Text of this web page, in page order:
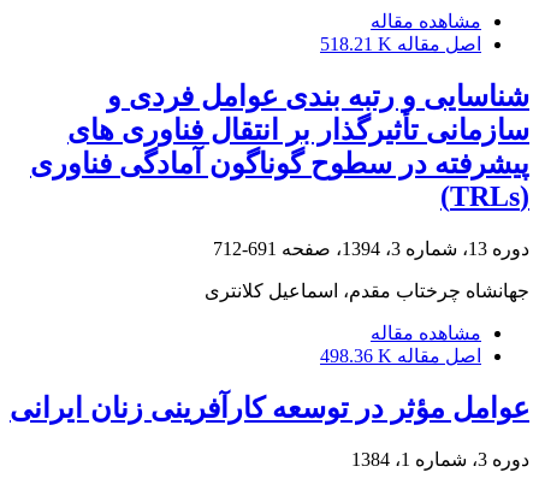
مشاهده مقاله
اصل مقاله 518.21 K
شناسایی و رتبه بندی عوامل فردی و
سازمانی تأثیرگذار بر انتقال فناوری های
پیشرفته در سطوح گوناگون آمادگی فناوری
(TRLs)
دوره 13، شماره 3، 1394، صفحه 691-712
جهانشاه چرختاب مقدم، اسماعیل کلانتری
مشاهده مقاله
اصل مقاله 498.36 K
عوامل مؤثر در توسعه کارآفرینی زنان ایرانی
دوره 3، شماره 1، 1384